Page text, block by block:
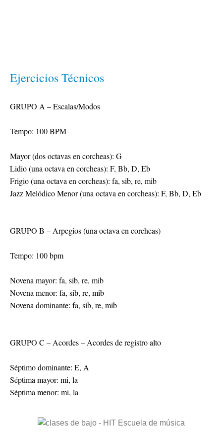
Ejercicios Técnicos
GRUPO A – Escalas/Modos
Tempo: 100 BPM
Mayor (dos octavas en corcheas): G
Lidio (una octava en corcheas): F, Bb, D, Eb
Frigio (una octava en corcheas): fa, sib, re, mib
Jazz Melódico Menor (una octava en corcheas): F, Bb, D, Eb
GRUPO B – Arpegios (una octava en corcheas)
Tempo: 100 bpm
Novena mayor: fa, sib, re, mib
Novena menor: fa, sib, re, mib
Novena dominante: fa, sib, re, mib
GRUPO C – Acordes – Acordes de registro alto
Séptimo dominante: E, A
Séptima mayor: mi, la
Séptima menor: mi, la